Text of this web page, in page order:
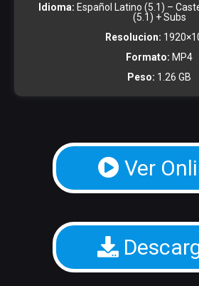
Idioma: Español Latino (5.1) –
(5.1) + Subs
Resolucion:
Formato: MP4
Peso: 1.26 GB
Ver